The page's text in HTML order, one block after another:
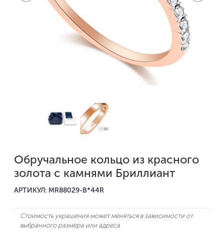
Обручальное кольцо из красного
золота с камнями Бриллиант
АРТИКУЛ: MR88029-B*44R
Стоимость украшения может меняться в зависимости от
выбранного размера или адреса